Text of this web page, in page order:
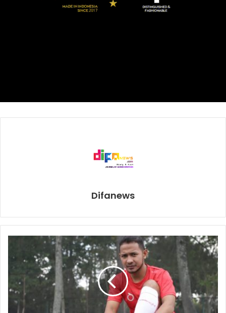
senang dengan perkembangannya. Sejak saya
“Syukurlah ia bertahan. Itulah alasan mengapa ia tidak ada
League seperti tiga lainnya dan kini saya harus membuat
“Kami masih, tentunya, punya opsi lain seperti Hendo
[Henderson] atau Gini [Wijnaldum] atau James [Milner] –
atau Robbo [Andrew Robertson] bisa main di centre-half
juga. Semuanya tak lebih kecil dari Mascherano,
contohnya, dan ia bermain bagus di posisi itu.”
Difanews